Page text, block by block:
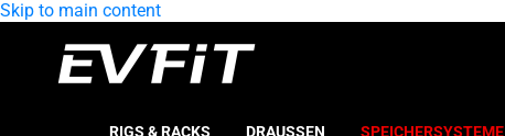
Skip to main content
RIGS & RACKS DRAUSSEN SPEICHERSYSTEME